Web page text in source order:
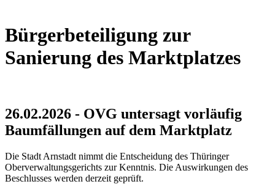
Bürgerbeteiligung zur
Sanierung des Marktplatzes
26.02.2026 - OVG untersagt vorläufig
Baumfällungen auf dem Marktplatz
Die Stadt Arnstadt nimmt die Entscheidung des Thüringer
Oberverwaltungsgerichts zur Kenntnis. Die Auswirkungen des
Beschlusses werden derzeit geprüft.